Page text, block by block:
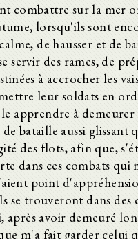
combattre sur la mer
lorsqu'ils sont
de hausser et de
servir des rames, de
à accrocher les
leur soldats en
apprendre à demeurer
bataille aussi glissant
des flots, afin que,
dans ces combats qui
point
se trouveront dans des
après avoir demeuré
m'a fait garder celui